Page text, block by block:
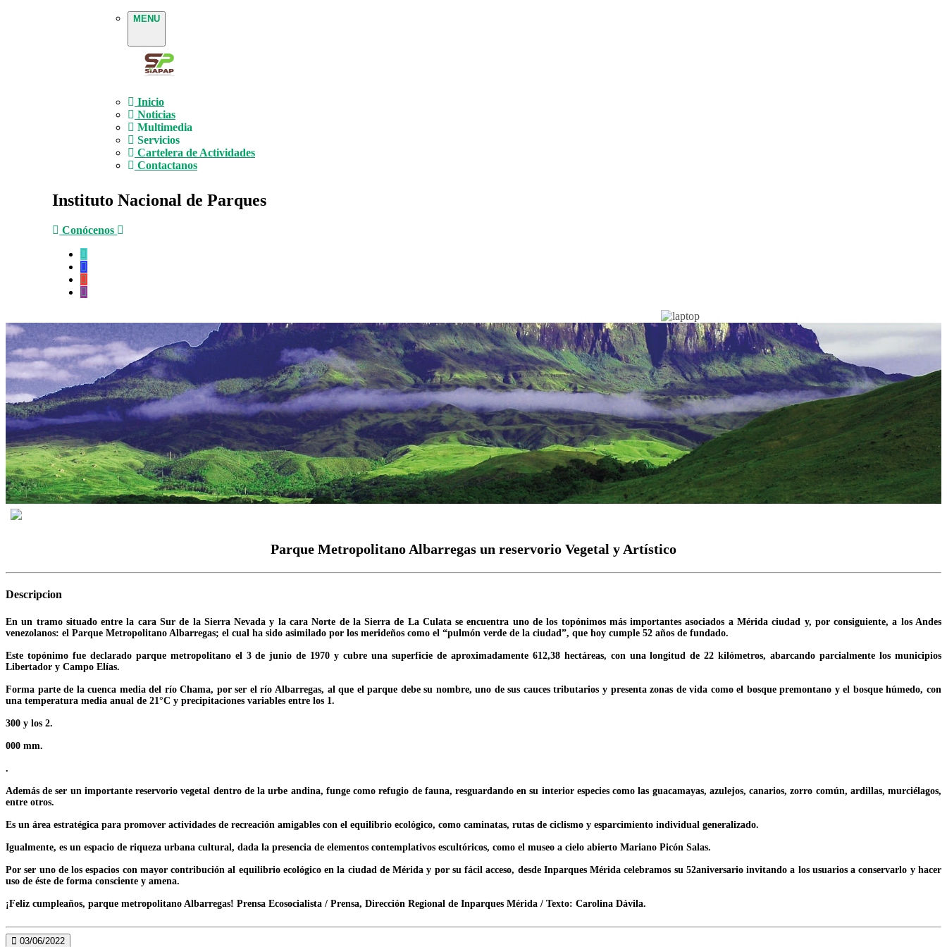
MENU
Inicio
Noticias
Multimedia
Servicios
Cartelera de Actividades
Contactanos
Instituto Nacional de Parques
Conócenos
Parque Metropolitano Albarregas un reservorio Vegetal y Artístico
Parque Metropolitano Albarregas un reservorio Vegetal y Artístico
Descripcion
En un tramo situado entre la cara Sur de la Sierra Nevada y la cara Norte de la Sierra de La Culata se encuentra uno de los topónimos más importantes asociados a Mérida ciudad y, por consiguiente, a los Andes
venezolanos: el Parque Metropolitano Albarregas; el cual ha sido asimilado por los merideños como el “pulmón verde de la ciudad”, que hoy cumple 52 años de fundado.
Este topónimo fue declarado parque metropolitano el 3 de junio de 1970 y cubre una superficie de aproximadamente 612,38 hectáreas, con una longitud de 22 kilómetros, abarcando parcialmente los municipios
Libertador y Campo Elías.
Forma parte de la cuenca media del río Chama, por ser el río Albarregas, al que el parque debe su nombre, uno de sus cauces tributarios y presenta zonas de vida como el bosque premontano y el bosque húmedo, con
una temperatura media anual de 21°C y precipitaciones variables entre los 1.
300 y los 2.
000 mm.
.
Además de ser un importante reservorio vegetal dentro de la urbe andina, funge como refugio de fauna, resguardando en su interior especies como las guacamayas, azulejos, canarios, zorro común, ardillas, murciélagos,
entre otros.
Es un área estratégica para promover actividades de recreación amigables con el equilibrio ecológico, como caminatas, rutas de ciclismo y esparcimiento individual generalizado.
Igualmente, es un espacio de riqueza urbana cultural, dada la presencia de elementos contemplativos escultóricos, como el museo a cielo abierto Mariano Picón Salas.
Por ser uno de los espacios con mayor contribución al equilibrio ecológico en la ciudad de Mérida y por su fácil acceso, desde Inparques Mérida celebramos su 52aniversario invitando a los usuarios a conservarlo y hacer
uso de éste de forma consciente y amena.
¡Feliz cumpleaños, parque metropolitano Albarregas! Prensa Ecosocialista / Prensa, Dirección Regional de Inparques Mérida / Texto: Carolina Dávila.
03/06/2022